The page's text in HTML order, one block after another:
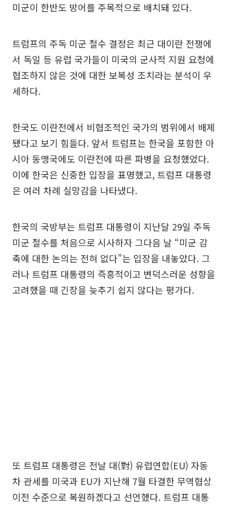
미군이 한반도 방어를 주목적으로 배치돼 있다.
트럼프의 주독 미군 철수 결정은 최근 대이란 전쟁에
서 독일 등 유럽 국가들이 미국의 군사적 지원 요청에
협조하지 않은 것에 대한 보복성 조치라는 분석이 우
세하다.
한국도 이란전에서 비협조적인 국가의 범위에서 배제
됐다고 보기 힘들다. 앞서 트럼프는 한국을 포함한 아
시아 동맹국에도 이란전에 따른 파병을 요청했었다.
이에 한국은 신중한 입장을 표명했고, 트럼프 대통령
은 여러 차례 실망감을 나타냈다.
한국의 국방부는 트럼프 대통령이 지난달 29일 주독
미군 철수를 처음으로 시사하자 그다음 날 “미군 감
축에 대한 논의는 전혀 없다”는 입장을 내놓았다. 그
러나 트럼프 대통령의 즉흥적이고 변덕스러운 성향을
고려했을 때 긴장을 늦추기 쉽지 않다는 평가다.
또 트럼프 대통령은 전날 대(對) 유럽연합(EU) 자동
차 관세를 미국과 EU가 지난해 7월 타결한 무역협상
이전 수준으로 복원하겠다고 선언했다. 트럼프 대통